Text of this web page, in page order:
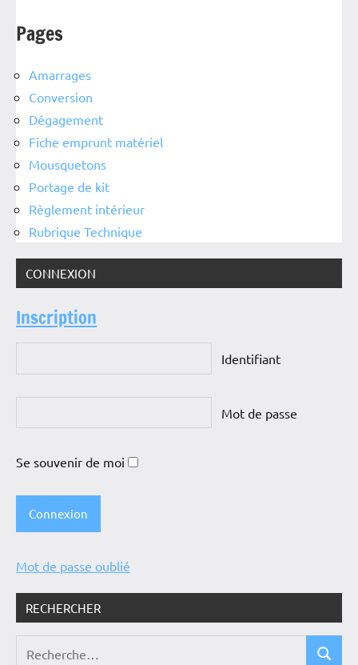
Pages
Amarrages
Conversion
Dégagement
Fiche emprunt matériel
Mousquetons
Portage de kit
Règlement intérieur
Rubrique Technique
CONNEXION
Inscription
Identifiant
Mot de passe
Se souvenir de moi
Mot de passe oublié
RECHERCHER